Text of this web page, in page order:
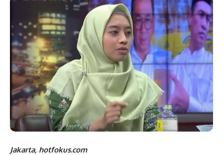
Jakarta, hotfokus.com